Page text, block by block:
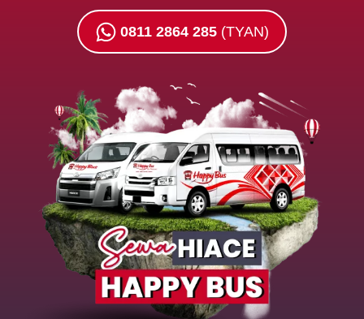
0811 2864 285 (TYAN)